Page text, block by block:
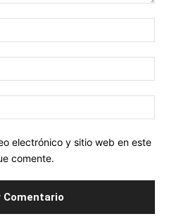
electrónico y sitio web en este
comente.